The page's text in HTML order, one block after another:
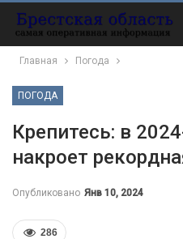
Главная Погода
ПОГОДА
Крепитесь: в
накроет
Опубликовано Янв 10, 2024
286